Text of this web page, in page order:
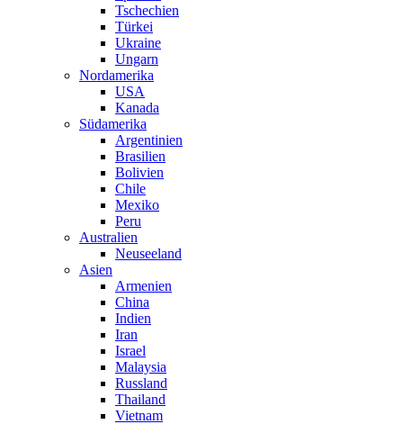
Tschechien
Türkei
Ukraine
Ungarn
Nordamerika
USA
Kanada
Südamerika
Argentinien
Brasilien
Bolivien
Chile
Mexiko
Peru
Australien
Neuseeland
Asien
Armenien
China
Indien
Iran
Israel
Malaysia
Russland
Thailand
Vietnam